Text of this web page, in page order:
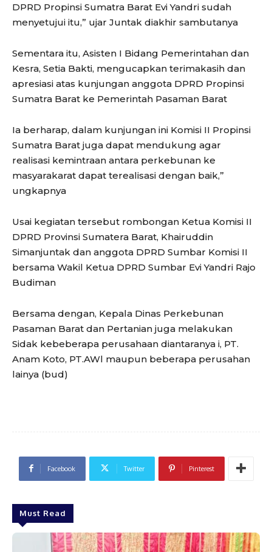
DPRD Propinsi Sumatra Barat Evi Yandri sudah
menyetujui itu,” ujar Juntak diakhir sambutanya
Sementara itu, Asisten I Bidang Pemerintahan dan
Kesra, Setia Bakti, mengucapkan terimakasih dan
apresiasi atas kunjungan anggota DPRD Propinsi
Sumatra Barat ke Pemerintah Pasaman Barat
Ia berharap, dalam kunjungan ini Komisi II Propinsi
Sumatra Barat juga dapat mendukung agar
realisasi kemintraan antara perkebunan ke
masyarakarat dapat terealisasi dengan baik,”
ungkapnya
Usai kegiatan tersebut rombongan Ketua Komisi II
DPRD Provinsi Sumatera Barat, Khairuddin
Simanjuntak dan anggota DPRD Sumbar Komisi II
bersama Wakil Ketua DPRD Sumbar Evi Yandri Rajo
Budiman
Bersama dengan, Kepala Dinas Perkebunan
Pasaman Barat dan Pertanian juga melakukan
Sidak kebeberapa perusahaan diantaranya i, PT.
Anam Koto, PT.AWl maupun beberapa perusahan
lainya (bud)
Facebook Twitter Pinterest
Must Read